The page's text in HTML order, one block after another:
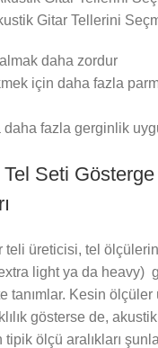
Gitar Tellerini
daha zordur
için daha fazla
daha fazla gerginlik
Seti Gösterge
teli üreticisi, tel
light ya da heavy)
tanımlar. Kesin ölçüler
gösterse de,
ölçü aralıkları